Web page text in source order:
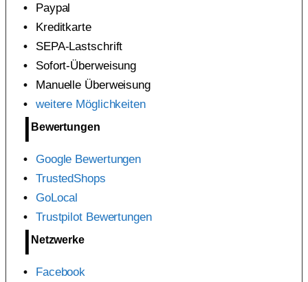
Paypal
Kreditkarte
SEPA-Lastschrift
Sofort-Überweisung
Manuelle Überweisung
weitere Möglichkeiten
Bewertungen
Google Bewertungen
TrustedShops
GoLocal
Trustpilot Bewertungen
Netzwerke
Facebook